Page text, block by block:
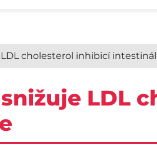
cholesterol inhibicí
LDL